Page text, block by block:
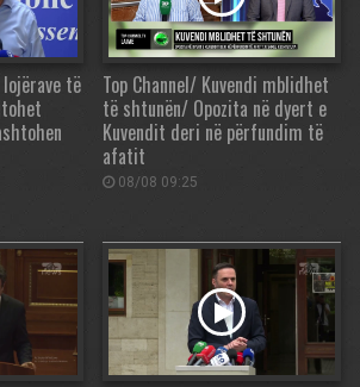
lojërave të
Top Channel/ Kuvendi mblidhet
të shtunën/ Opozita në dyert e
Kuvendit deri në përfundim të
afatit
08/08 09:25